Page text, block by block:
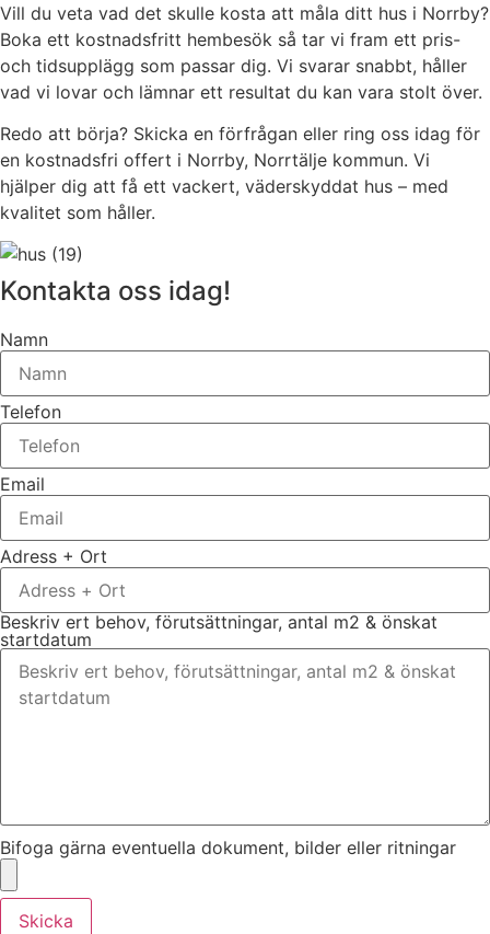
Vill du veta vad det skulle kosta att måla ditt hus i Norrby?
Boka ett kostnadsfritt hembesök så tar vi fram ett pris-
och tidsupplägg som passar dig. Vi svarar snabbt, håller
vad vi lovar och lämnar ett resultat du kan vara stolt över.
Redo att börja? Skicka en förfrågan eller ring oss idag för
en kostnadsfri offert i Norrby, Norrtälje kommun. Vi
hjälper dig att få ett vackert, väderskyddat hus – med
kvalitet som håller.
Kontakta oss idag!
Namn
Telefon
Email
Adress + Ort
Beskriv ert behov, förutsättningar, antal m2 & önskat
startdatum
Bifoga gärna eventuella dokument, bilder eller ritningar
Skicka